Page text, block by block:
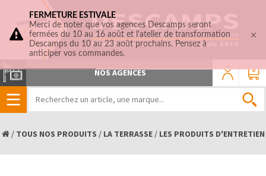
0
NOS AGENCES
/ TOUS NOS PRODUITS / LA TERRASSE/ LES PRODUITS D'ENTRETIEN
FERMETURE ESTIVALE
Merci de noter que vos agences Descamps seront
fermées du 10 au 16 août et l'atelier de transformation
Descamps du 10 au 23 août prochains. Pensez à
anticiper vos commandes.